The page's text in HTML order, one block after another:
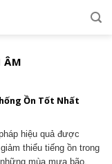
ÂM
Ồn Tốt Nhất
hiệu quả được
thiểu tiếng ồn trong
mùa mưa bão.